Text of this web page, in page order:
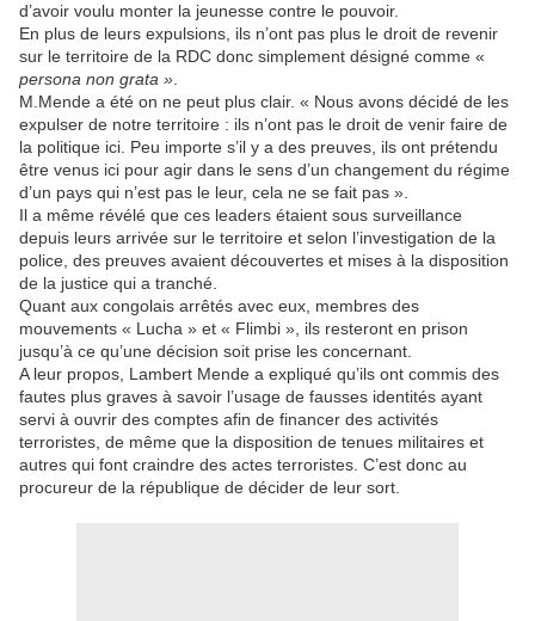
d’avoir voulu monter la jeunesse contre le pouvoir.
En plus de leurs expulsions, ils n’ont pas plus le droit de revenir
sur le territoire de la RDC donc simplement désigné comme «
persona non grata »
M.Mende a été on ne peut plus clair. « Nous avons décidé de les
expulser de notre territoire : ils n’ont pas le droit de venir faire de
la politique ici. Peu importe s’il y a des preuves, ils ont prétendu
être venus ici pour agir dans le sens d’un changement du régime
d’un pays qui n’est pas le leur, cela ne se fait pas ».
Il a même révélé que ces leaders étaient sous surveillance
depuis leurs arrivée sur le territoire et selon l’investigation de la
police, des preuves avaient découvertes et mises à la disposition
de la justice qui a tranché.
Quant aux congolais arrêtés avec eux, membres des
mouvements « Lucha » et « Flimbi », ils resteront en prison
jusqu’à ce qu’une décision soit prise les concernant.
A leur propos, Lambert Mende a expliqué qu’ils ont commis des
fautes plus graves à savoir l’usage de fausses identités ayant
servi à ouvrir des comptes afin de financer des activités
terroristes, de même que la disposition de tenues militaires et
autres qui font craindre des actes terroristes. C’est donc au
procureur de la république de décider de leur sort.